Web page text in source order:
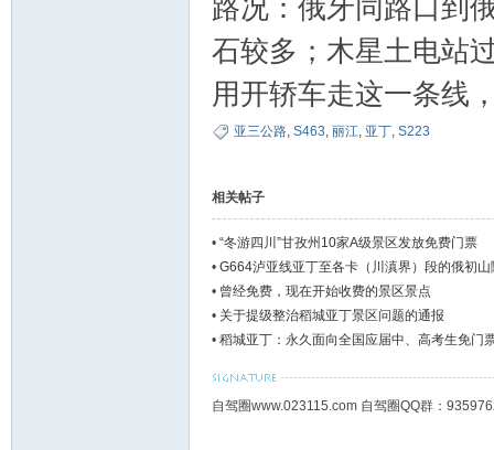
路况：俄牙同路口到
石较多；木星土电站
用开轿车走这一条线
亚三公路, S463, 丽江, 亚丁, S223
相关帖子
• “冬游四川”甘孜州10家A级景区发放免费门票
• G664泸亚线亚丁至各卡（川滇界）段的俄初山
• 曾经免费，现在开始收费的景区景点
• 关于提级整治稻城亚丁景区问题的通报
• 稻城亚丁：永久面向全国应届中、高考生免门
自驾圈www.023115.com 自驾圈QQ群：